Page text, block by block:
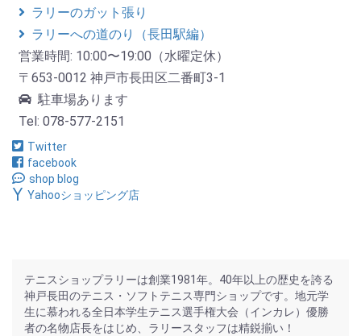
ラリーのガット張り
ラリーへの道のり（長田駅編）
営業時間: 10:00〜19:00（水曜定休）
〒653-0012 神戸市長田区二番町3-1
駐車場あります
Tel: 078-577-2151
Twitter
facebook
shop blog
Yahooショッピング店
テニスショップラリーは創業1981年。40年以上の歴史を誇る
神戸長田のテニス・ソフトテニス専門ショップです。地元学
生に慕われる全日本学生テニス選手権大会（インカレ）優勝
者の名物店長をはじめ、ラリースタッフは精鋭揃い！